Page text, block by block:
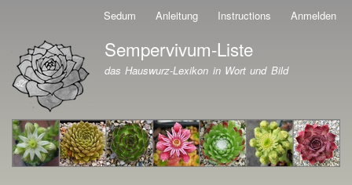
Direkt
zum
Inhalt
Sedum Anleitung Instructions Anmelden
Branding der Website
Sempervivum-Liste
das Hauswurz-Lexikon in Wort und Bild